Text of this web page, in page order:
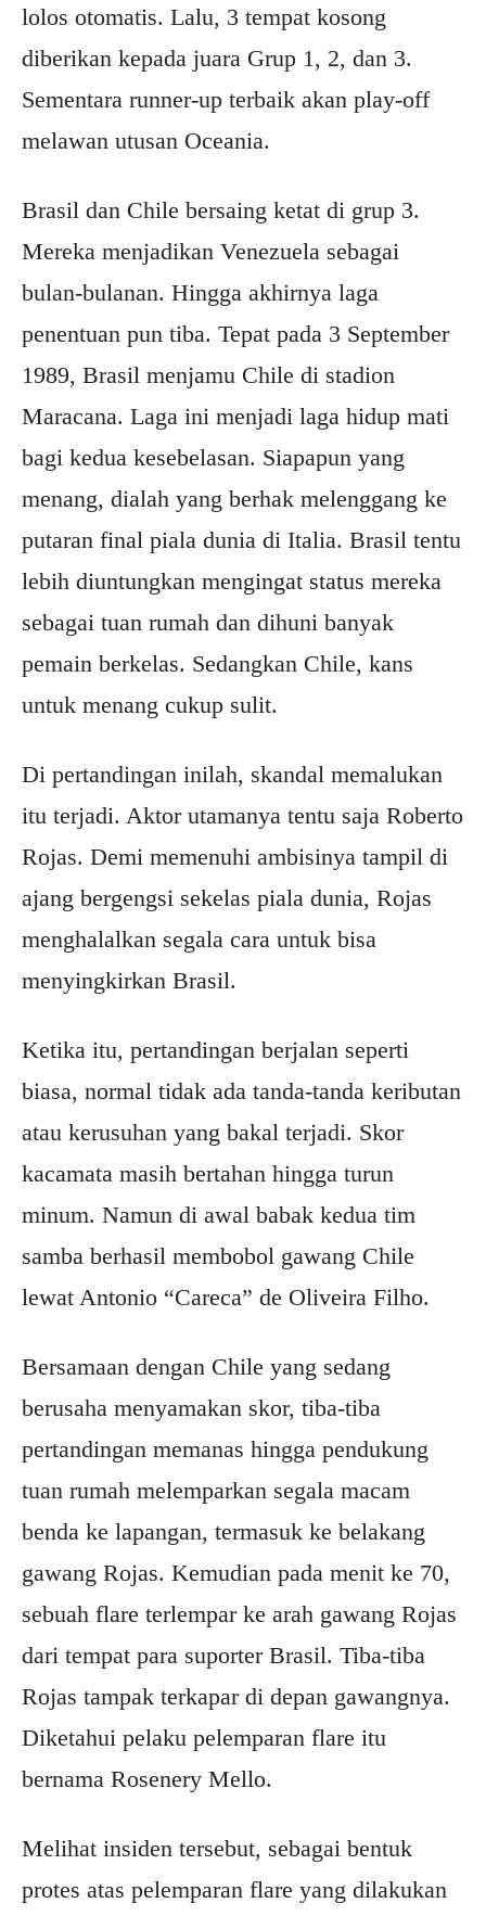
lolos otomatis. Lalu, 3 tempat kosong
diberikan kepada juara Grup 1, 2, dan 3.
Sementara runner-up terbaik akan play-off
melawan utusan Oceania.
Brasil dan Chile bersaing ketat di grup 3.
Mereka menjadikan Venezuela sebagai
bulan-bulanan. Hingga akhirnya laga
penentuan pun tiba. Tepat pada 3 September
1989, Brasil menjamu Chile di stadion
Maracana. Laga ini menjadi laga hidup mati
bagi kedua kesebelasan. Siapapun yang
menang, dialah yang berhak melenggang ke
putaran final piala dunia di Italia. Brasil tentu
lebih diuntungkan mengingat status mereka
sebagai tuan rumah dan dihuni banyak
pemain berkelas. Sedangkan Chile, kans
untuk menang cukup sulit.
Di pertandingan inilah, skandal memalukan
itu terjadi. Aktor utamanya tentu saja Roberto
Rojas. Demi memenuhi ambisinya tampil di
ajang bergengsi sekelas piala dunia, Rojas
menghalalkan segala cara untuk bisa
menyingkirkan Brasil.
Ketika itu, pertandingan berjalan seperti
biasa, normal tidak ada tanda-tanda keributan
atau kerusuhan yang bakal terjadi. Skor
kacamata masih bertahan hingga turun
minum. Namun di awal babak kedua tim
samba berhasil membobol gawang Chile
lewat Antonio “Careca” de Oliveira Filho.
Bersamaan dengan Chile yang sedang
berusaha menyamakan skor, tiba-tiba
pertandingan memanas hingga pendukung
tuan rumah melemparkan segala macam
benda ke lapangan, termasuk ke belakang
gawang Rojas. Kemudian pada menit ke 70,
sebuah flare terlempar ke arah gawang Rojas
dari tempat para suporter Brasil. Tiba-tiba
Rojas tampak terkapar di depan gawangnya.
Diketahui pelaku pelemparan flare itu
bernama Rosenery Mello.
Melihat insiden tersebut, sebagai bentuk
protes atas pelemparan flare yang dilakukan